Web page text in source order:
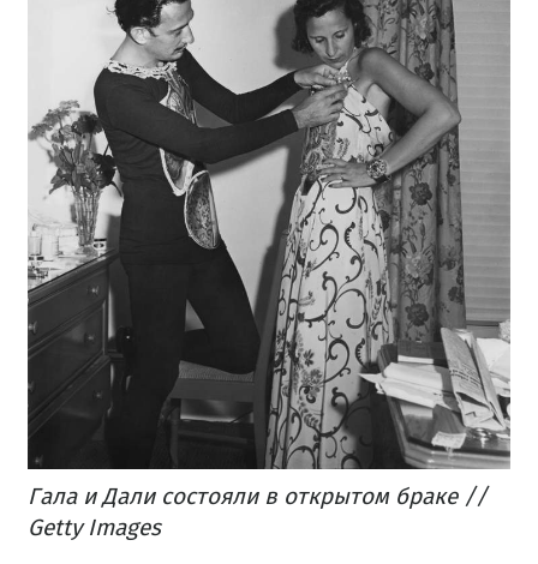
Гала и Дали состояли в открытом браке //
Getty Images